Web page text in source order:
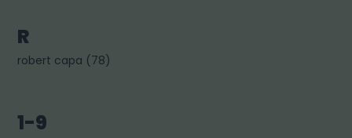
R
robert capa (78)
1-9